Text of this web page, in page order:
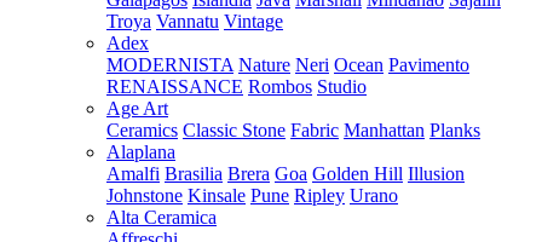
Troya Vannatu Vintage
Adex
MODERNISTA Nature Neri Ocean Pavimento
RENAISSANCE Rombos Studio
Age Art
Ceramics Classic Stone Fabric Manhattan Planks
Alaplana
Amalfi Brasilia Brera Goa Golden Hill Illusion
Johnstone Kinsale Pune Ripley Urano
Alta Ceramica